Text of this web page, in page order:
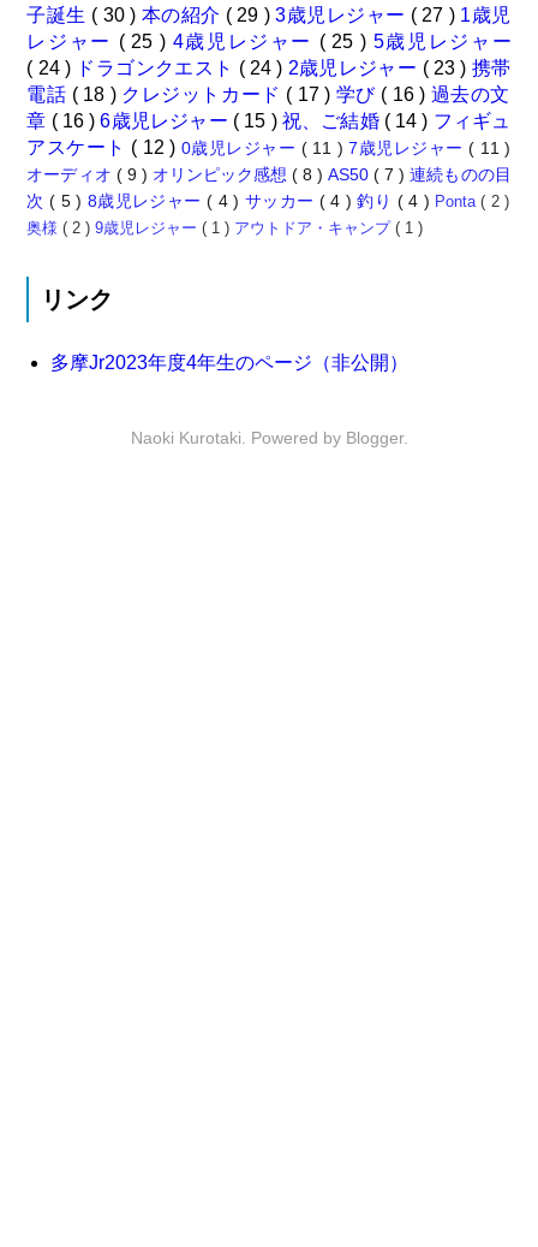
子誕生 ( 30 ) 本の紹介 ( 29 )3歳児レジャー ( 27 ) 1歳児
レジャー ( 25 ) 4歳児レジャー ( 25 ) 5歳児レジャー
( 24 ) ドラゴンクエスト ( 24 ) 2歳児レジャー ( 23 ) 携帯
電話 ( 18 ) クレジットカード ( 17 ) 学び ( 16 ) 過去の文
章 ( 16 )6歳児レジャー ( 15 ) 祝、ご結婚 ( 14 ) フィギュ
アスケート ( 12 ) 0歳児レジャー ( 11 )7歳児レジャー( 11 )
オーディオ ( 9 ) オリンピック感想( 8 )AS50( 7 )連続ものの目
次( 5 ) 8歳児レジャー( 4 ) サッカー ( 4 )釣り ( 4 ) Ponta( 2 )
奥様( 2 )9歳児レジャー( 1 ) アウトドア・キャンプ( 1 )
リンク
多摩Jr2023年度4年生のページ（非公開）
Naoki Kurotaki. Powered by Blogger.